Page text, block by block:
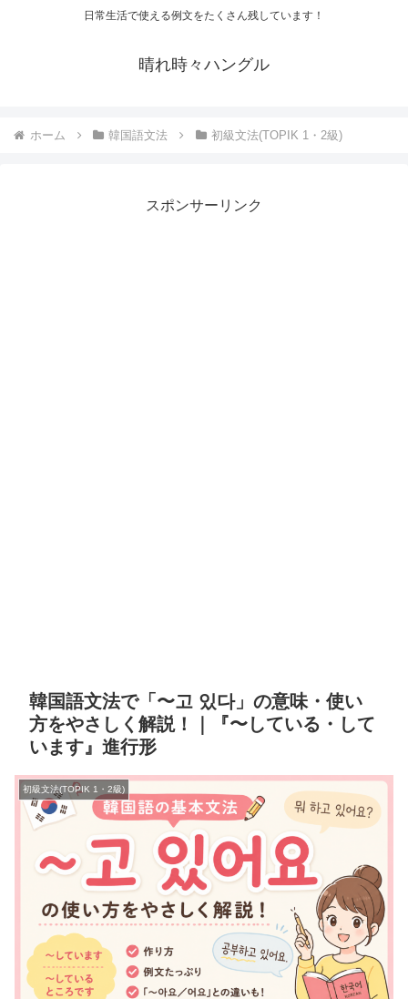
日常生活で使える例文をたくさん残しています！
晴れ時々ハングル
ホーム 韓国語文法 初級文法(TOPIK 1・2級)
スポンサーリンク
韓国語文法で「〜고 있다」の意味・使い
方をやさしく解説！｜『〜している・して
います』進行形
初級文法(TOPIK 1・2級)